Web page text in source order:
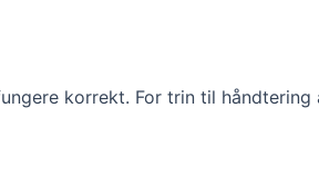
korrekt. For trin til håndtering